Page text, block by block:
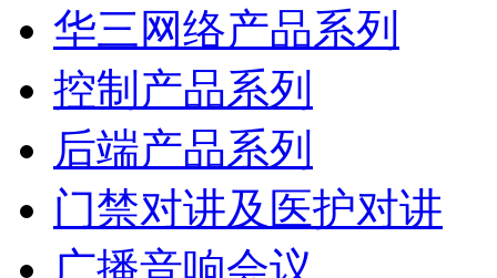
华三网络产品系列
控制产品系列
后端产品系列
门禁对讲及医护对讲
广播音响会议